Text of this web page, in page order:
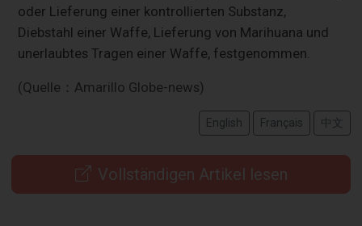
oder Lieferung einer kontrollierten Substanz,
Diebstahl einer Waffe, Lieferung von Marihuana und
unerlaubtes Tragen einer Waffe, festgenommen.
(Quelle：Amarillo Globe-news)
English Français 中文
Vollständigen Artikel lesen